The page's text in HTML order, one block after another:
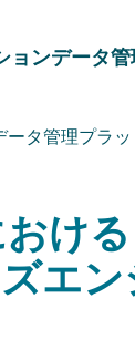
ョンデータ管
タ管理プラ
け
エ